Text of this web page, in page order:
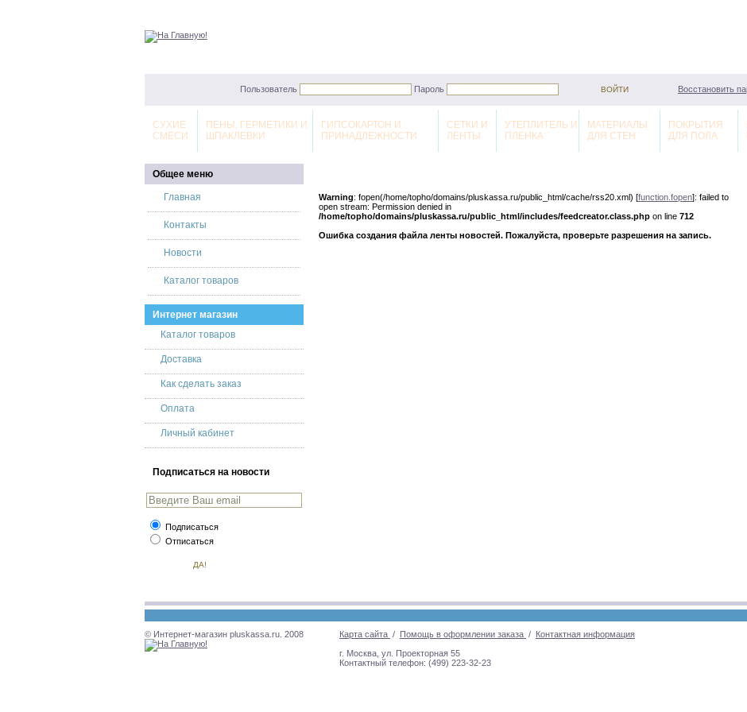
Пользователь Пароль Восстановить
СУХИЕ
СМЕСИ
ПЕНЫ, ГЕРМЕТИКИ И
ШПАКЛЕВКИ
ГИПСОКАРТОН И
ПРИНАДЛЕЖНОСТИ
СЕТКИ И
ЛЕНТЫ
УТЕПЛИТЕЛЬ И
ПЛЕНКА
МАТЕРИАЛЫ
ДЛЯ СТЕН
ПОКРЫТИЯ
ДЛЯ ПОЛА
Общее меню
Главная
Контакты
Новости
Каталог товаров
Интернет магазин
Каталог товаров
Доставка
Как сделать заказ
Оплата
Личный кабинет
Подписаться на новости
Подписаться
Отписаться
Warning: fopen(/home/topho/domains/pluskassa.ru/public_html/cache/rss20.xml) [function.fopen]: failed to
open stream: Permission denied in
/home/topho/domains/pluskassa.ru/public_html/includes/feedcreator.class.php on line 712
Ошибка создания файла ленты новостей. Пожалуйста, проверьте разрешения на запись.
© Интернет-магазин pluskassa.ru. 2008 Карта сайта / Помощь в оформлении заказа / Контактная информация
г. Москва, ул. Проекторная 55
Контактный телефон: (499) 223-32-23